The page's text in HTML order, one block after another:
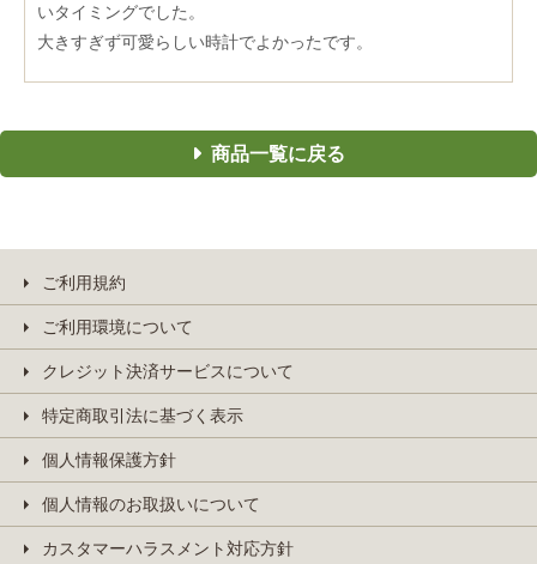
いタイミングでした。
大きすぎず可愛らしい時計でよかったです。
商品一覧に戻る
ご利用規約
ご利用環境について
クレジット決済サービスについて
特定商取引法に基づく表示
個人情報保護方針
個人情報のお取扱いについて
カスタマーハラスメント対応方針